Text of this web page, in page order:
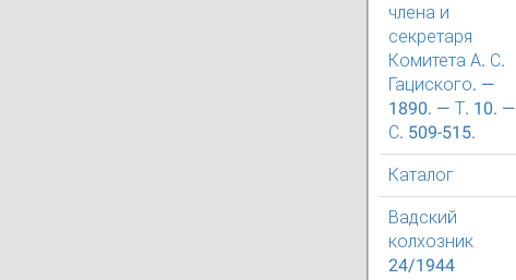
члена и
секретаря
Комитета А. С.
Гациского. —
1890. — Т. 10. —
С. 509-515.
Каталог
Вадский
колхозник
24/1944